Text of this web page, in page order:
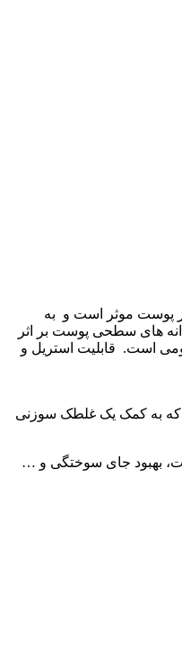
پوست موثر است و به
های سطحی پوست بر اثر
برای استفاده شخصی و در کلینیک ها و سالن های زیبایی هم استفاده نمود . این محصول مجهز به 540 سوزن تیتانیومی است. قابلیت استریل و
که به کمک یک غلطک سوزنی
بهبود جای سوختگی و …